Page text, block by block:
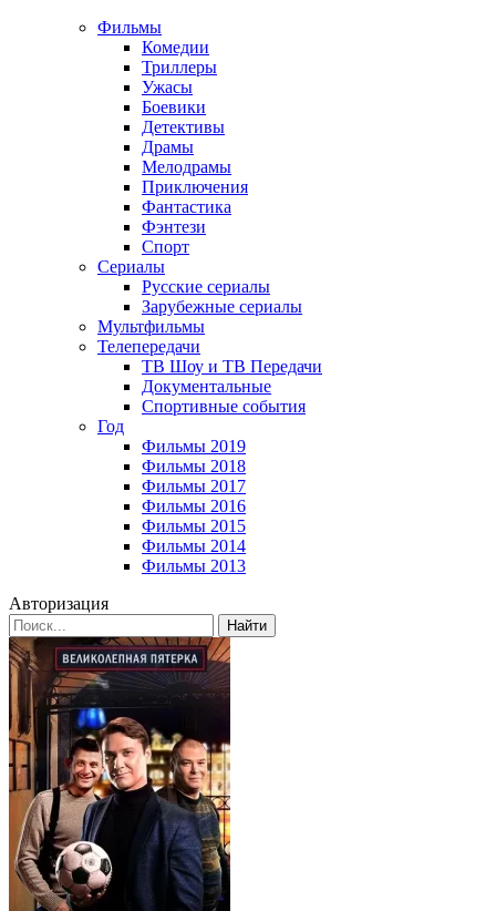
Фильмы
Комедии
Триллеры
Ужасы
Боевики
Детективы
Драмы
Мелодрамы
Приключения
Фантастика
Фэнтези
Спорт
Сериалы
Русские сериалы
Зарубежные сериалы
Мультфильмы
Телепередачи
ТВ Шоу и ТВ Передачи
Документальные
Спортивные события
Год
Фильмы 2019
Фильмы 2018
Фильмы 2017
Фильмы 2016
Фильмы 2015
Фильмы 2014
Фильмы 2013
Авторизация
Найти